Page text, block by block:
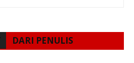
DARI PENULIS